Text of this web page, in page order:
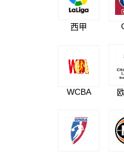
西甲
WCBA